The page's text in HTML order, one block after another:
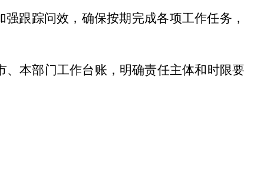
跟踪问效，确保按期完成各项工作任务，
本部门工作台账，明确责任主体和时限要